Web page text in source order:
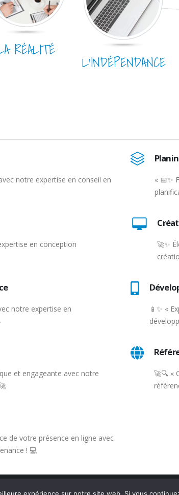
RÉALITÉ
L’INDÉPENDANCE
notre expertise en conseil en
« 📅✨
en conception
🚀✨
notre expertise en
📱✨ «
et engageante avec notre
🚀🔍 «
de votre présence en ligne avec
! 💻